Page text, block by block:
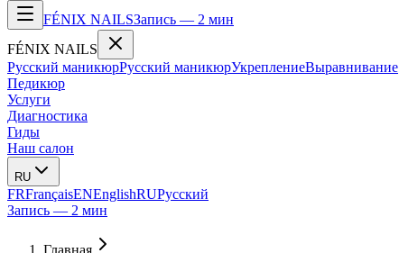
FÉNIX NAILSЗапись — 2 мин
FÉNIX NAILS
Русский маникюрРусский маникюрУкреплениеВыравнивание
Педикюр
Услуги
Диагностика
Гиды
Наш салон
RU
FRFrançaisENEnglishRUРусский
Запись — 2 мин
Главная